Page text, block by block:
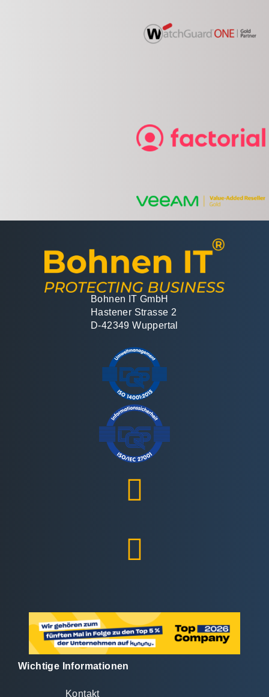
Bohnen IT GmbH
Hastener Strasse 2
D-42349 Wuppertal
Wichtige Informationen
Kontakt